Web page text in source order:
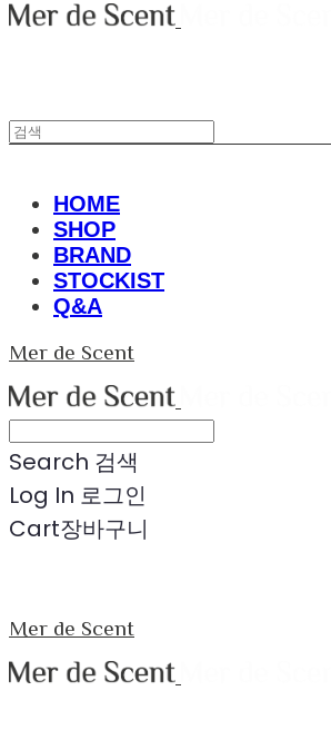
HOME
SHOP
BRAND
STOCKIST
Q&A
Mer de Scent
Search 검색
Log In 로그인
Cart장바구니
Mer de Scent